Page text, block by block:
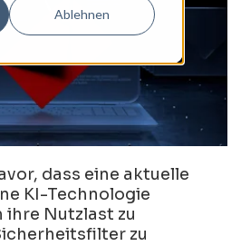
Ablehnen
dass eine aktuelle
KI-Technologie
ihre Nutzlast zu
zu